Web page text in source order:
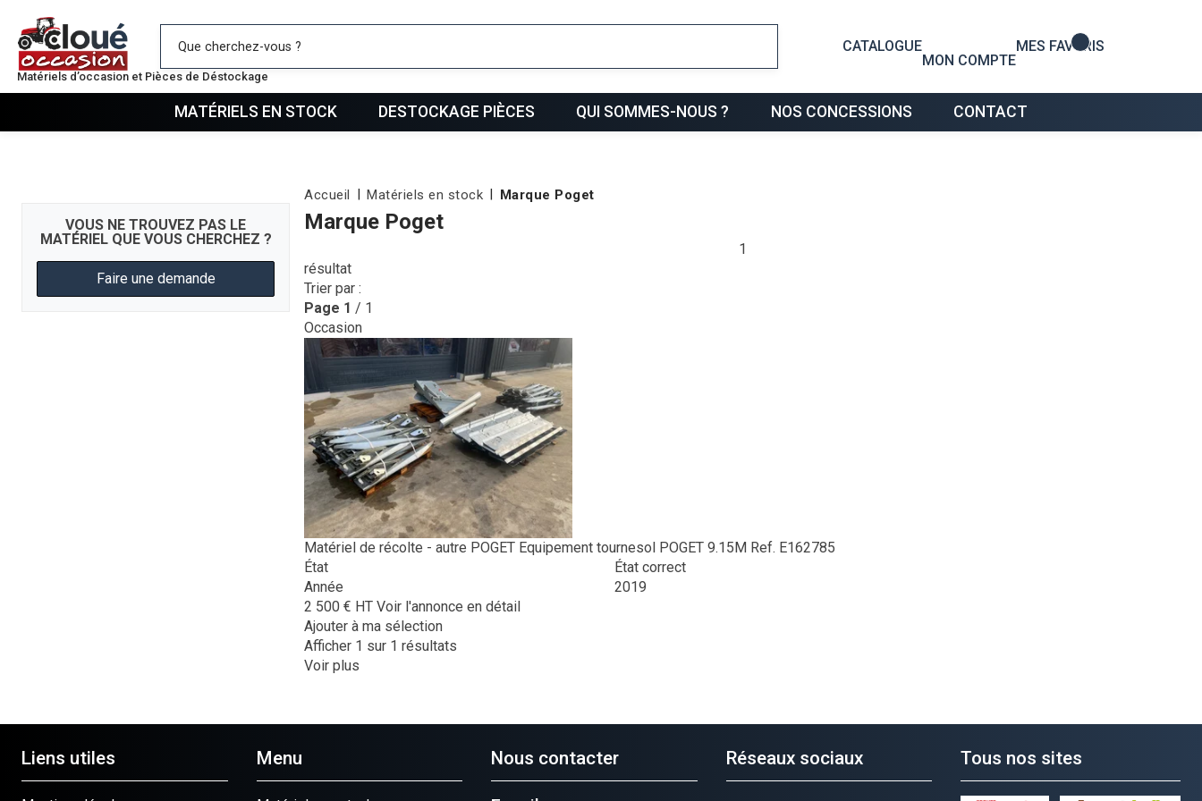
Matériels d’occasion et Pièces de Déstockage
CATALOGUE
MON COMPTE
MES FAVORIS
Mes favoris
MATÉRIELS EN STOCK DESTOCKAGE PIÈCES QUI SOMMES-NOUS ? NOS CONCESSIONS CONTACT
VOUS NE TROUVEZ PAS LE
MATÉRIEL QUE VOUS CHERCHEZ ?
Faire une demande
Accueil Matériels en stock Marque Poget
Marque Poget
1
résultat
Trier par :
Page 1 / 1
Occasion
Matériel de récolte - autre POGET Equipement tournesol POGET 9.15M Ref. E162785
État
État correct
Année
2019
2 500 € HT Voir l'annonce en détail
Ajouter à ma sélection
Afficher 1 sur 1 résultats
Voir plus
Liens utiles Menu Nous contacter Réseaux sociaux Tous nos sites